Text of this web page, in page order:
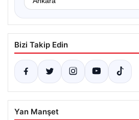
Bizi Takip Edin
Yan Manşet